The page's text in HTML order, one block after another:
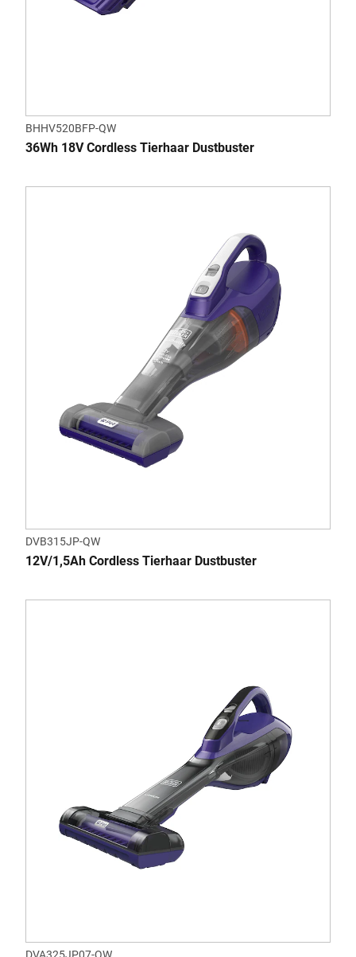
BHHV520BFP-QW
36Wh 18V Cordless Tierhaar Dustbuster
DVB315JP-QW
12V/1,5Ah Cordless Tierhaar Dustbuster